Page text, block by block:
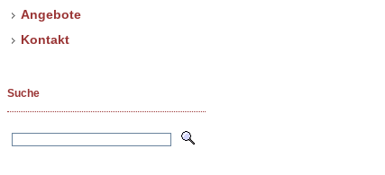
Angebote
Kontakt
Suche